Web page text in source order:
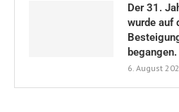
Der 31.
wurde auf
begangen.
6. August